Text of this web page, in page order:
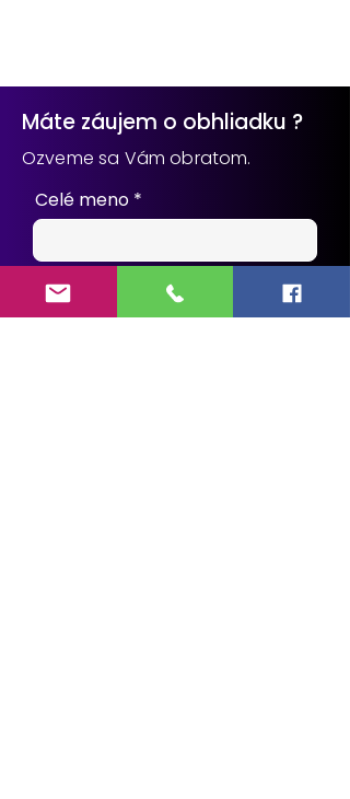
Máte záujem o obhliadku ?
Ozveme sa Vám obratom.
Celé meno
e-mail